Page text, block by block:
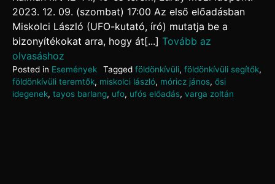
2023. 12. 09. (szombat) 17:00 Az első előadásban
Miskolci László (UFO-kutató, író) mutatja be a
bizonyítékokat arra, hogy át[...] Tovább az
olvasáshoz
Posted in Események Tagged földönkívüli, földönkívüli segítők,
földönkívüli teremtők, miskolci lászló, móricz jános, ősi
idegenek, tayos barlang, ufo, ufós előadás, varga zoltán